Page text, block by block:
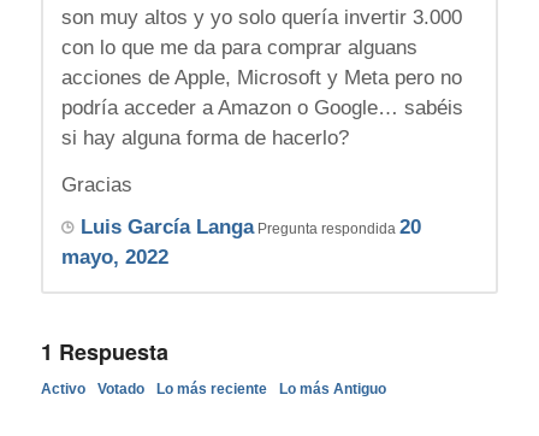
son muy altos y yo solo quería invertir 3.000
con lo que me da para comprar alguans
acciones de Apple, Microsoft y Meta pero no
podría acceder a Amazon o Google… sabéis
si hay alguna forma de hacerlo?
Gracias
Luis García LangaPregunta respondida 20
mayo, 2022
1 Respuesta
Activo Votado Lo más reciente Lo más Antiguo